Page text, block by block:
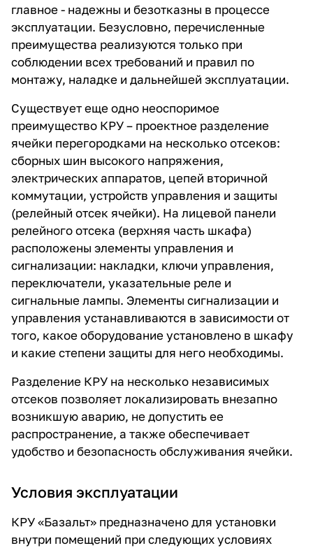
главное - надежны и безотказны в процессе
эксплуатации. Безусловно, перечисленные
преимущества реализуются только при
соблюдении всех требований и правил по
монтажу, наладке и дальнейшей эксплуатации.
Существует еще одно неоспоримое
преимущество КРУ – проектное разделение
ячейки перегородками на несколько отсеков:
сборных шин высокого напряжения,
электрических аппаратов, цепей вторичной
коммутации, устройств управления и защиты
(релейный отсек ячейки). На лицевой панели
релейного отсека (верхняя часть шкафа)
расположены элементы управления и
сигнализации: накладки, ключи управления,
переключатели, указательные реле и
сигнальные лампы. Элементы сигнализации и
управления устанавливаются в зависимости от
того, какое оборудование установлено в шкафу
и какие степени защиты для него необходимы.
Разделение КРУ на несколько независимых
отсеков позволяет локализировать внезапно
возникшую аварию, не допустить ее
распространение, а также обеспечивает
удобство и безопасность обслуживания ячейки.
Условия эксплуатации
КРУ «Базальт» предназначено для установки
внутри помещений при следующих условиях